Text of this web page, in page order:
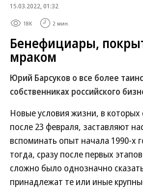
15.03.2022, 01:32
18K 2 мин.
Бенефициары,
мраком
Юрий Барсуков о все более
собственниках российского
Новые условия жизни, в которых
после 23 февраля, заставляют
вспоминать опыт начала 1990-х
тогда, сразу после первых
сложно было однозначно
принадлежат те или иные